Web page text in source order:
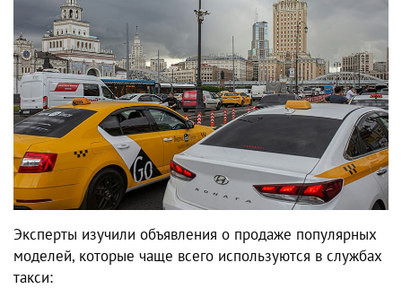
Эксперты изучили объявления о продаже популярных
моделей, которые чаще всего используются в службах
такси: